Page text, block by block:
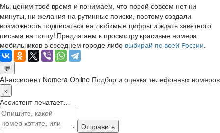
Мы ценим твоё время и понимаем, что порой совсем нет ни
минуты, ни желания на рутинные поиски, поэтому создали
возможность подписаться на любимые цифры и ждать заветного
письма на почту! Предлагаем к просмотру красивые номера
мобильников в соседнем городе либо выбирай по всей России.
💬
AI-ассистент Nomera Online Подбор и оценка телефонных номеров
×
Ассистент печатает…
Отправить